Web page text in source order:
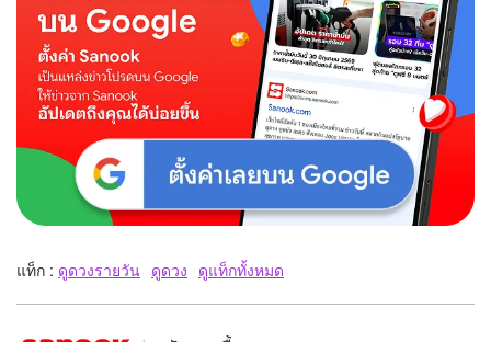
แท็ก : ดูดวงรายวัน ดูดวง ดูแท็กทั้งหมด